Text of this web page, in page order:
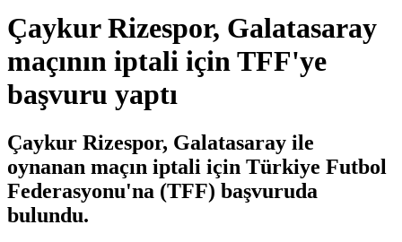
Çaykur Rizespor, Galatasaray
maçının iptali için TFF'ye
başvuru yaptı
Çaykur Rizespor, Galatasaray ile
oynanan maçın iptali için Türkiye Futbol
Federasyonu'na (TFF) başvuruda
bulundu.